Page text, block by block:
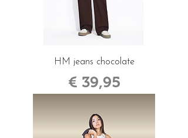
HM jeans chocolate
Prijs
€ 39,95